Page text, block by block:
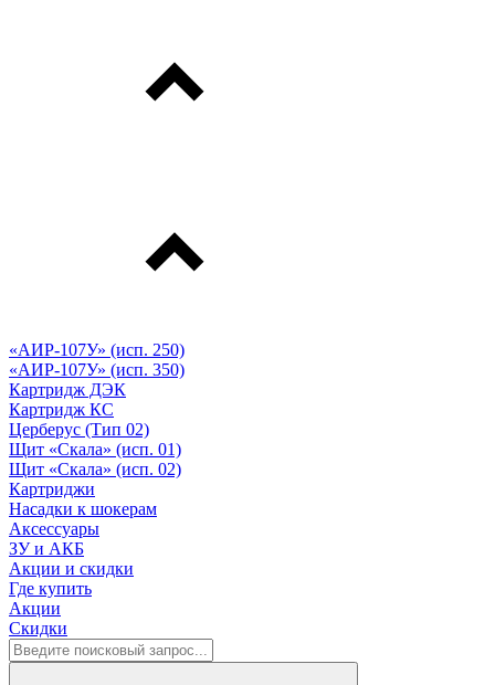
«АИР-107У» (исп. 250)
«АИР-107У» (исп. 350)
Картридж ДЭК
Картридж КС
Церберус (Тип 02)
Щит «Скала» (исп. 01)
Щит «Скала» (исп. 02)
Картриджи
Насадки к шокерам
Аксессуары
ЗУ и АКБ
Акции и скидки
Где купить
Акции
Скидки